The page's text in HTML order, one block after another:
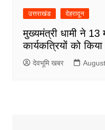
उत्तराखंड देहरादून
मुख्यमंत्री धामी ने
कार्यकत्रियों को किया
देवभूमि खबर